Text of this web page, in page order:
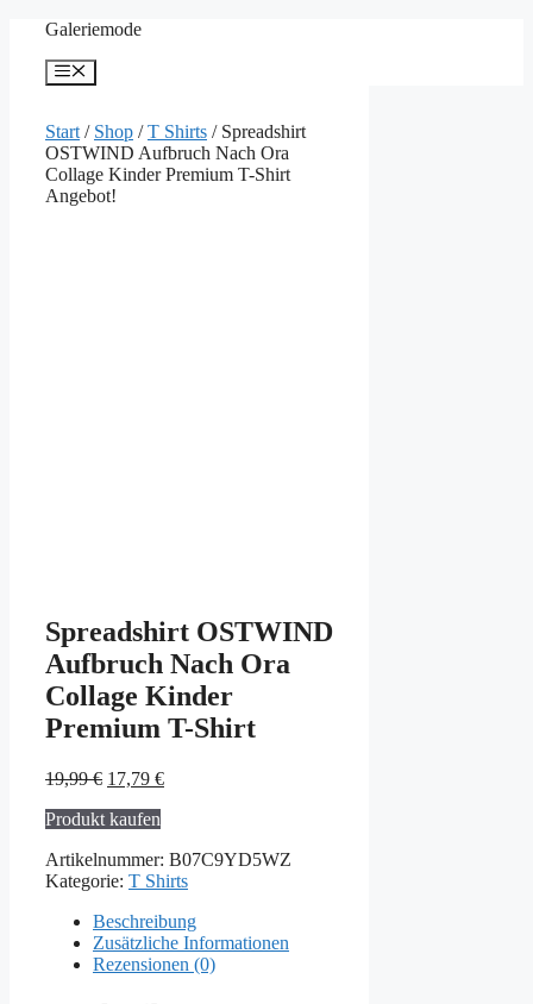
springen
Galeriemode
Menü
Start / Shop /T Shirts / Spreadshirt
OSTWIND Aufbruch Nach Ora
Collage Kinder Premium T-Shirt
Angebot!
Spreadshirt OSTWIND
Aufbruch Nach Ora
Collage Kinder
Premium T-Shirt
19,99€ Ursprünglicher
war:
17,79 €Aktueller
Produkt kaufen
Artikelnummer: B07C9YD5WZ
Kategorie: T Shirts
Beschreibung
Zusätzliche Informationen
Rezensionen (0)